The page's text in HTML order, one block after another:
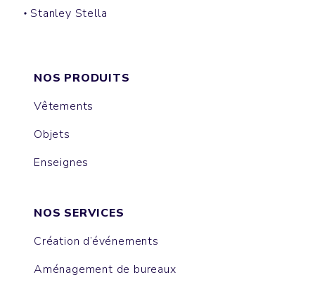
Stanley Stella
CRUISER
CHANGER
CULTIVATOR
DRUMMER
HYGGER SHERPA
TRUCKER
SLAMMER
LEDGER DRY
ALMA
IDA
MATCHER
NORA
CHASER
GAME CHANGER
RYLER
LIANNA
FEELER
THINKER
NOS PRODUITS
Vêtements
Objets
Enseignes
NOS SERVICES
Création d’événements
Aménagement de bureaux